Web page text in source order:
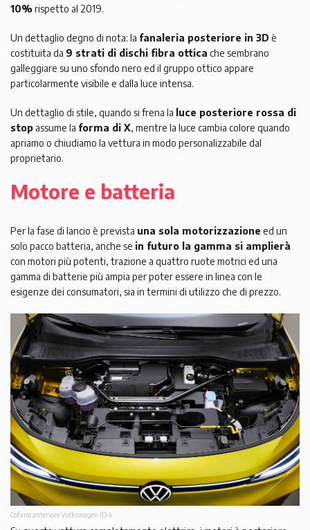
10%rispetto al 2019.
Un dettaglio degno di nota: la fanaleria posteriore in 3D è
costituita da 9 strati di dischi fibra ottica che sembrano
galleggiare su uno sfondo nero ed il gruppo ottico appare
particolarmente visibile e dalla luce intensa.
Un dettaglio di stile, quando si frena la luce posteriore rossa di
stop assume la forma di X, mentre la luce cambia colore quando
apriamo o chiudiamo la vettura in modo personalizzabile dal
proprietario.
Motore e batteria
Per la fase di lancio è prevista una sola motorizzazione ed un
solo pacco batteria, anche se in futuro la gamma si amplierà
con motori più potenti, trazione a quattro ruote motrici ed una
gamma di batterie più ampia per poter essere in linea con le
esigenze dei consumatori, sia in termini di utilizzo che di prezzo.
Cofano anteriore Volkswagen ID.4